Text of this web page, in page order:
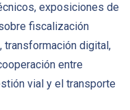
exposiciones de
fiscalización
transformación digital,
entre
vial y el transporte